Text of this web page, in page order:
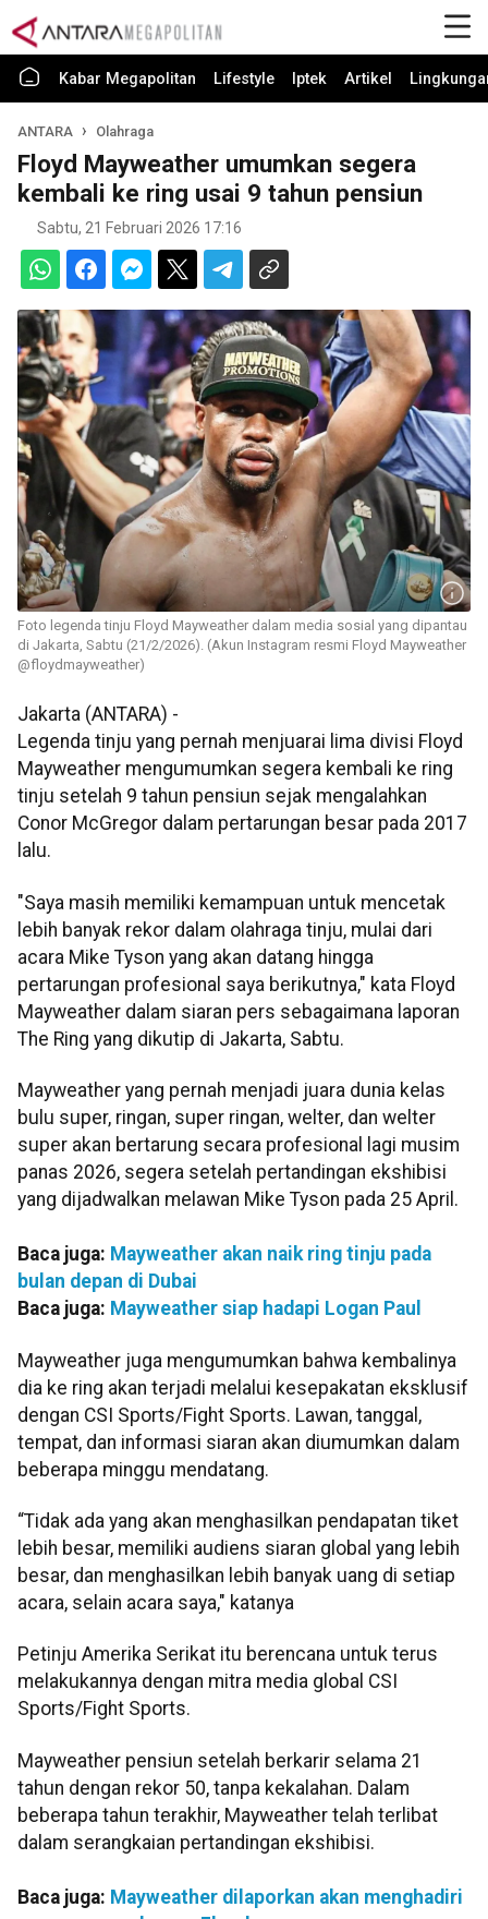
Kabar Megapolitan Lifestyle Iptek Artikel
ANTARA Olahraga
Floyd Mayweather umumkan segera
kembali ke ring usai 9 tahun pensiun
Sabtu, 21 Februari 2026 17:16
Foto legenda tinju Floyd Mayweather dalam media sosial yang dipantau
di Jakarta, Sabtu (21/2/2026). (Akun Instagram resmi Floyd Mayweather
@floydmayweather)
Jakarta (ANTARA) -
Legenda tinju yang pernah menjuarai lima divisi Floyd
Mayweather mengumumkan segera kembali ke ring
tinju setelah 9 tahun pensiun sejak mengalahkan
Conor McGregor dalam pertarungan besar pada 2017
lalu.
"Saya masih memiliki kemampuan untuk mencetak
lebih banyak rekor dalam olahraga tinju, mulai dari
acara Mike Tyson yang akan datang hingga
pertarungan profesional saya berikutnya," kata Floyd
Mayweather dalam siaran pers sebagaimana laporan
The Ring yang dikutip di Jakarta, Sabtu.
Mayweather yang pernah menjadi juara dunia kelas
bulu super, ringan, super ringan, welter, dan welter
super akan bertarung secara profesional lagi musim
panas 2026, segera setelah pertandingan ekshibisi
yang dijadwalkan melawan Mike Tyson pada 25 April.
Baca juga: Mayweather akan naik ring tinju pada
bulan depan di Dubai
Baca juga: Mayweather siap hadapi Logan Paul
Mayweather juga mengumumkan bahwa kembalinya
dia ke ring akan terjadi melalui kesepakatan eksklusif
dengan CSI Sports/Fight Sports. Lawan, tanggal,
tempat, dan informasi siaran akan diumumkan dalam
beberapa minggu mendatang.
“Tidak ada yang akan menghasilkan pendapatan tiket
lebih besar, memiliki audiens siaran global yang lebih
besar, dan menghasilkan lebih banyak uang di setiap
acara, selain acara saya," katanya
Petinju Amerika Serikat itu berencana untuk terus
melakukannya dengan mitra media global CSI
Sports/Fight Sports.
Mayweather pensiun setelah berkarir selama 21
tahun dengan rekor 50, tanpa kekalahan. Dalam
beberapa tahun terakhir, Mayweather telah terlibat
dalam serangkaian pertandingan ekshibisi.
Baca juga: Mayweather dilaporkan akan menghadiri